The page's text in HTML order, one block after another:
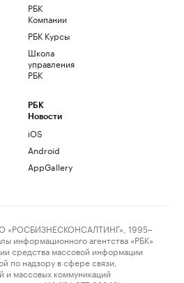
РБК
Компании
РБК Курсы
Школа
управления
РБК
РБК
Новости
iOS
Android
AppGallery
1995–
информационного агентства «РБК»
средства массовой информации
по надзору в сфере связи,
и массовых коммуникаций